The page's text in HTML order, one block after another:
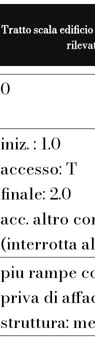
Tratto scala
0
iniz. : 1.0
accesso: T
finale: 2.0
acc. altro
(interrotta
piu rampe
priva di
struttura: